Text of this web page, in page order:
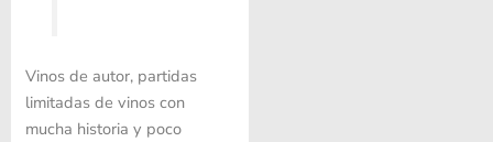
Vinos de autor, partidas
limitadas de vinos con
mucha historia y poco